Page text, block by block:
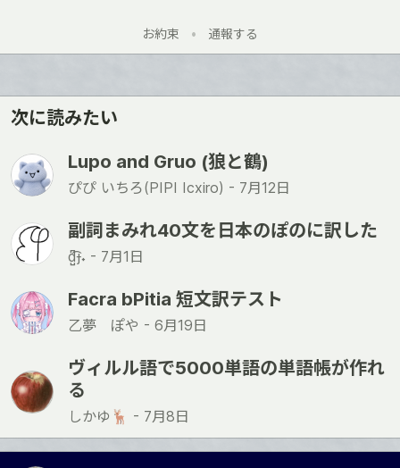
お約束 • 通報する
次に読みたい
Lupo and Gruo (狼と鶴)
ぴぴ いちろ(PIPI Icxiro) - 7月12日
副詞まみれ40文を日本のぽのに訳した
d̺͆͡ɟ˖ - 7月1日
Facra bPitia 短文訳テスト
乙夢 ぽや - 6月19日
ヴィルル語で5000単語の単語帳が作れ
る
しかゆ🦌 - 7月8日